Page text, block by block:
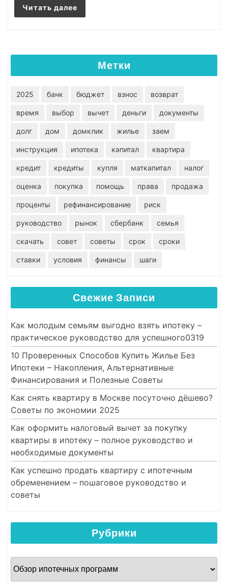
Читать далее
Метки
2025 банк бюджет взнос возврат
время выбор вычет деньги документы
долг дом домклик жилье заем
инструкция ипотека капитал квартира
кредит кредиты купля маткапитал налог
оценка покупка помощь права продажа
проценты рефинансирование риск
руководство рынок сбербанк семья
скачать совет советы срок сроки
ставки условия финансы шаги
Свежие Записи
Как молодым семьям выгодно взять ипотеку –
практическое руководство для успешного0319
10 Проверенных Способов Купить Жилье Без
Ипотеки – Накопления, Альтернативные
Финансирования и Полезные Советы
Как снять квартиру в Москве посуточно дёшево?
Советы по экономии 2025
Как оформить налоговый вычет за покупку
квартиры в ипотеку – полное руководство и
необходимые документы
Как успешно продать квартиру с ипотечным
обременением – пошаговое руководство и
советы
Рубрики
Рубрики